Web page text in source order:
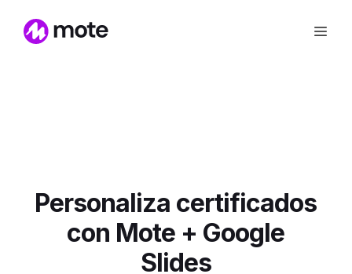
Personaliza certificados
con Mote + Google
Slides